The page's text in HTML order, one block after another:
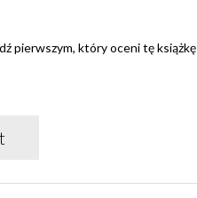
pierwszym, który oceni tę książkę